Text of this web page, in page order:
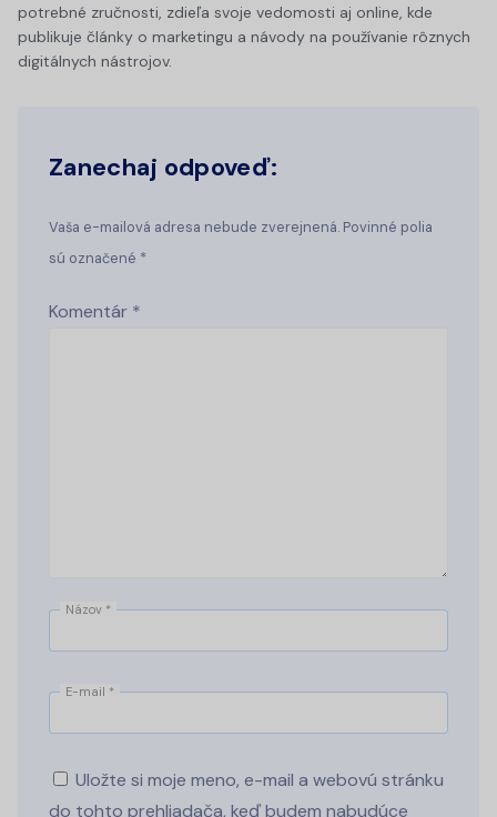
potrebné zručnosti, zdieľa svoje vedomosti aj online, kde
publikuje články o marketingu a návody na používanie rôznych
digitálnych nástrojov.
Zanechaj odpoveď:
Vaša e-mailová adresa nebude zverejnená. Povinné polia
sú označené *
Komentár *
Názov *
E-mail *
Uložte si moje meno, e-mail a webovú stránku
do tohto prehliadača, keď budem nabudúce